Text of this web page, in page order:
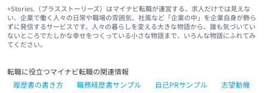
+Stories.（プラスストーリーズ）はマイナビ転職が運営する、求人だけでは見えな
い、企業で働く人々の日常や職場の雰囲気、社風など「企業の中」を企業自身が飾ら
ずに発信するサービスです。人々の暮らしを変える大きな物語から、誰も気づいてい
ないところでたしかな幸せをつくっている小さな物語まで、いろんな物語にふれてみ
てください。
転職に役立つマイナビ転職の関連情報
履歴書の書き方
職務経歴書サンプル 自己PRサンプル
志望動機